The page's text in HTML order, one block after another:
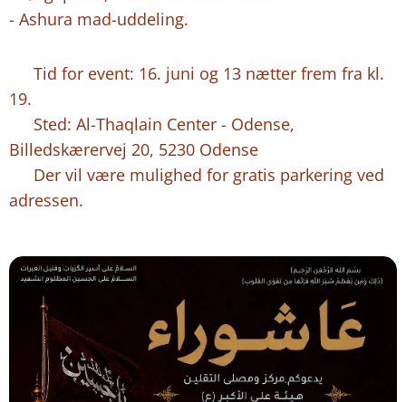
- Ashura mad-uddeling.
⏰ Tid for event: 16. juni og 13 nætter frem fra kl.
19.
📍 Sted: Al-Thaqlain Center - Odense,
Billedskærervej 20, 5230 Odense
🅿️ Der vil være mulighed for gratis parkering ved
adressen.